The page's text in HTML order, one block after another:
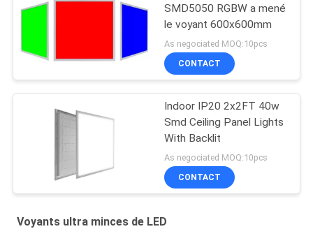
SMD5050 RGBW a mené
le voyant 600x600mm
As negociated MOQ:10pcs
CONTACT
Indoor IP20 2x2FT 40w
Smd Ceiling Panel Lights
With Backlit
As negociated MOQ:10pcs
CONTACT
Voyants ultra minces de LED